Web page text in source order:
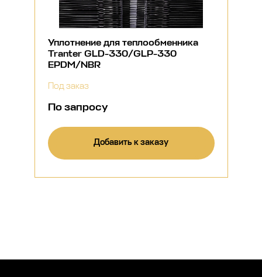
Уплотнение для теплообменника
Tranter GLD-330/GLP-330
EPDM/NBR
Под заказ
По запросу
Добавить к заказу